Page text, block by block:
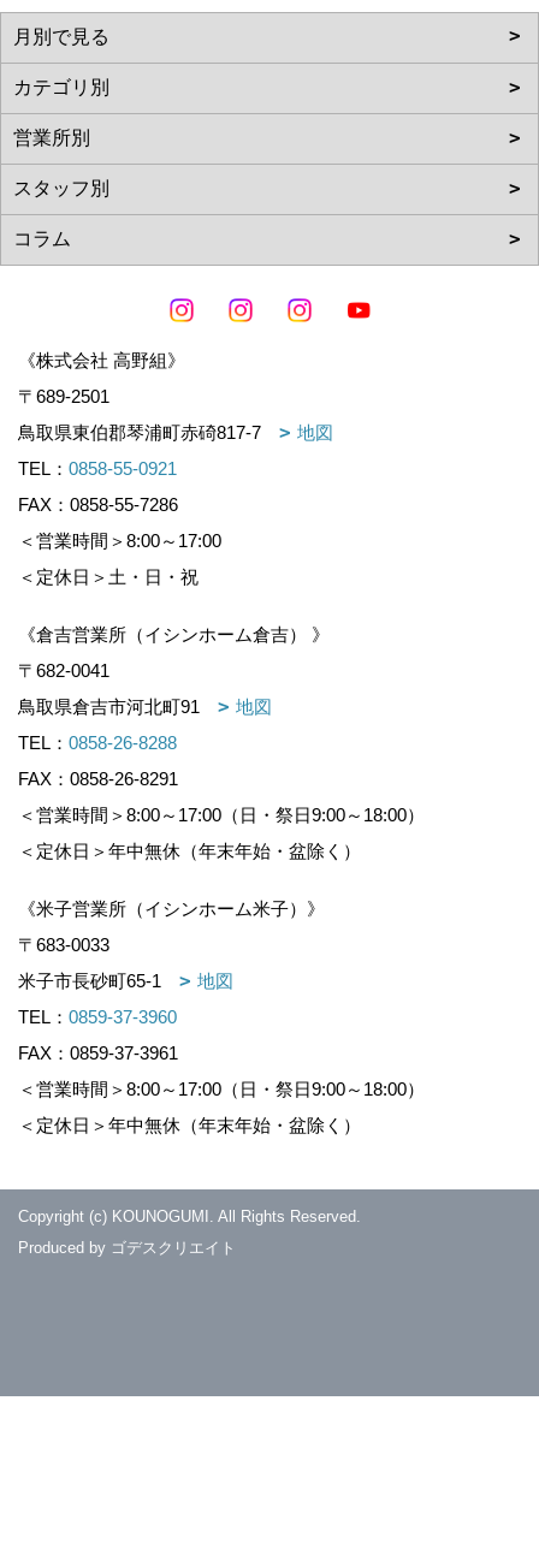
《株式会社 高野組》
〒689-2501
鳥取県東伯郡琴浦町赤碕817-7
地図
TEL： 0858-55-0921
FAX：0858-55-7286
＜営業時間＞8:00～17:00
＜定休日＞土・日・祝
《倉吉営業所（イシンホーム倉吉） 》
〒682-0041
鳥取県倉吉市河北町91
地図
TEL： 0858-26-8288
FAX：0858-26-8291
＜営業時間＞8:00～17:00（日・祭日9:00～18:00）
＜定休日＞年中無休（年末年始・盆除く）
《米子営業所（イシンホーム米子）》
〒683-0033
米子市長砂町65-1
地図
TEL： 0859-37-3960
FAX：0859-37-3961
＜営業時間＞8:00～17:00（日・祭日9:00～18:00）
＜定休日＞年中無休（年末年始・盆除く）
Copyright (c) KOUNOGUMI. All Rights Reserved.
Produced by ゴデスクリエイト